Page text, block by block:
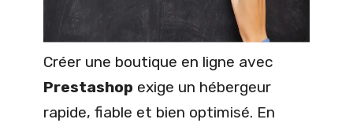
Créer une boutique en ligne avec
Prestashop exige un hébergeur
rapide, fiable et bien optimisé. En